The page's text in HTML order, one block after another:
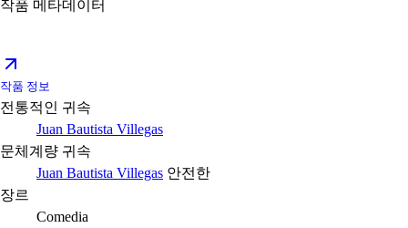
작품 메타데이터
작품 정보
전통적인 귀속
Juan Bautista Villegas
문체계량 귀속
Juan Bautista Villegas 안전한
장르
Comedia